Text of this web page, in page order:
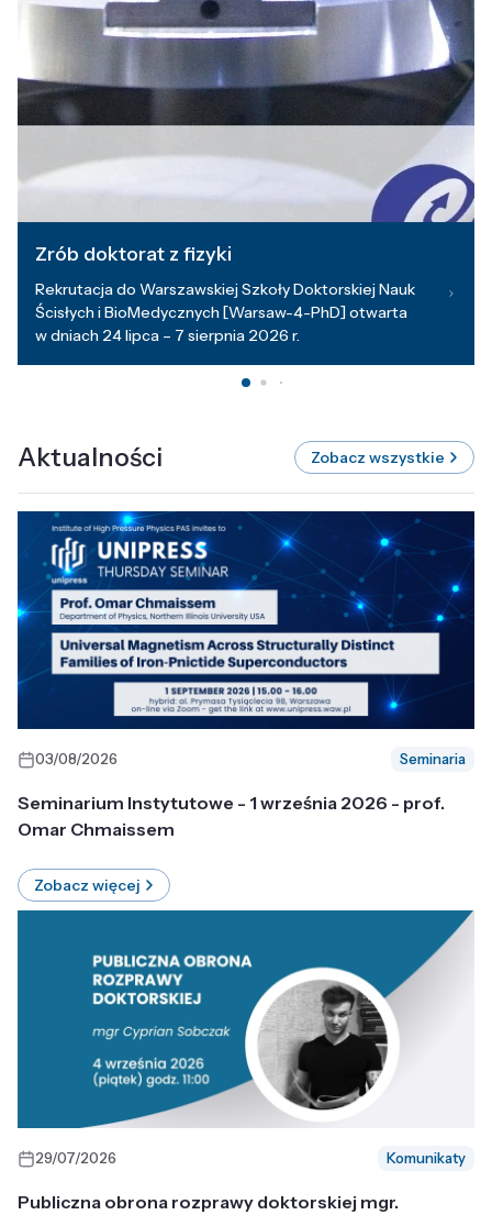
Zrób doktorat z fizyki
Rekrutacja do Warszawskiej Szkoły Doktorskiej Nauk
Ścisłych i BioMedycznych [Warsaw-4-PhD] otwarta
w dniach 24 lipca – 7 sierpnia 2026 r.
Aktualności Zobacz wszystkie
03/08/2026 Seminaria
Seminarium Instytutowe - 1 września 2026 - prof.
Omar Chmaissem
Zobacz więcej
29/07/2026 Komunikaty
Publiczna obrona rozprawy doktorskiej mgr.